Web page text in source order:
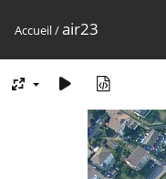
Accueil/air23